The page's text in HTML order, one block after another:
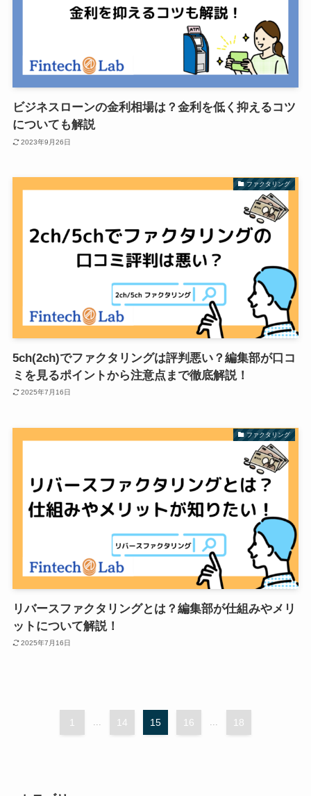
ビジネスローンの金利相場は？金利を低く抑えるコツ
についても解説
2023年9月26日
ファクタリング
5ch(2ch)でファクタリングは評判悪い？編集部が口コ
ミを見るポイントから注意点まで徹底解説！
2025年7月16日
ファクタリング
リバースファクタリングとは？編集部が仕組みやメリ
ットについて解説！
2025年7月16日
1 14 15 16 18